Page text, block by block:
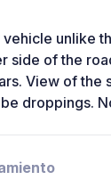
unlike
side of the
View of the
droppings.